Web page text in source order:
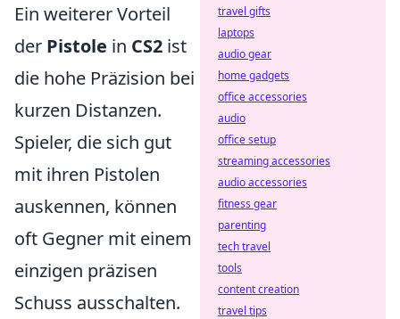
Ein weiterer Vorteil
der Pistole in CS2 ist
die hohe Präzision bei
kurzen Distanzen.
Spieler, die sich gut
mit ihren Pistolen
auskennen, können
oft Gegner mit einem
einzigen präzisen
Schuss ausschalten.
travel gifts
laptops
audio gear
home gadgets
office accessories
audio
office setup
streaming accessories
audio accessories
fitness gear
parenting
tech travel
tools
content creation
travel tips